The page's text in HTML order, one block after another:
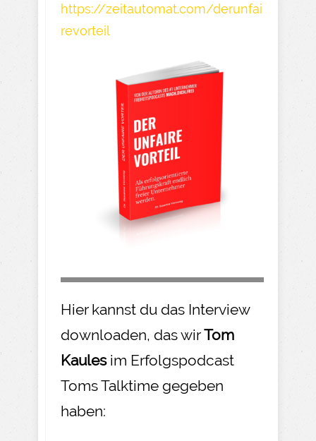
https://zeitautomat.com/derunfai
revorteil
Hier kannst du das Interview
downloaden, das wirTom
Kaulesim Erfolgspodcast
Toms Talktime gegeben
haben: